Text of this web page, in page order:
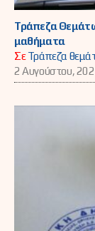
Τράπεζα
μαθήματα
ΣεΤράπεζα
2 Αυγούστου,